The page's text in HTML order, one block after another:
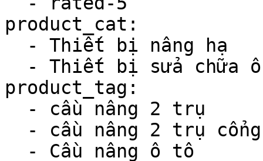
product_cat:
product_tag: